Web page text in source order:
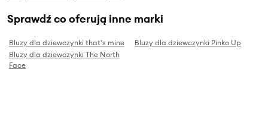
Sprawdź co oferują inne marki
Bluzy dla dziewczynki that's mine
Bluzy dla dziewczynki Pinko Up
Bluzy dla dziewczynki The North
Face